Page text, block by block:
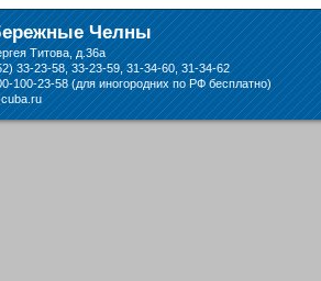
Челнах
Челны
Титова, д.36а
33-23-58, 33-23-59, 31-34-60, 31-34-62
100-23-58 (для иногородних по РФ бесплатно)